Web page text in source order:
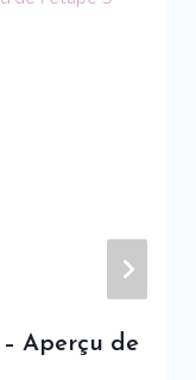
Aperçu de